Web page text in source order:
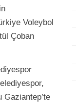
Voleybol
Çoban